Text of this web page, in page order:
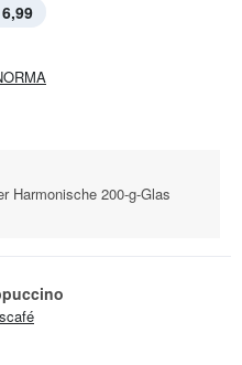
Harmonische 200-g-Glas